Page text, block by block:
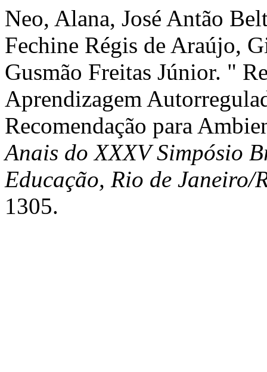
Neo, Alana, José Antão
Fechine Régis de Araújo,
Gusmão Freitas Júnior. "
Aprendizagem
Recomendação para
Anais do XXXV Simpósio
Educação, Rio de Janeiro/
1305.